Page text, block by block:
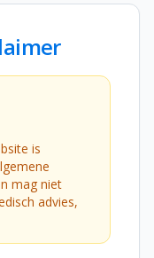
is
mag niet
advies,